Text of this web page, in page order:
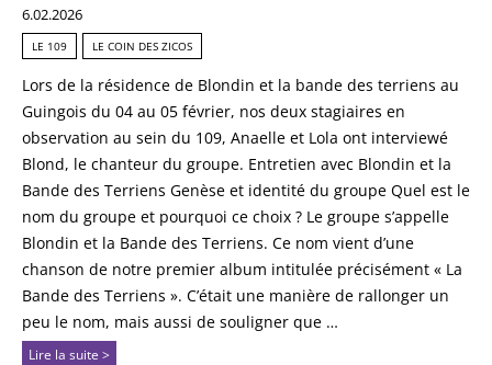
6.02.2026
LE 109 LE COIN DES ZICOS
Lors de la résidence de Blondin et la bande des terriens au
Guingois du 04 au 05 février, nos deux stagiaires en
observation au sein du 109, Anaelle et Lola ont interviewé
Blond, le chanteur du groupe. Entretien avec Blondin et la
Bande des Terriens Genèse et identité du groupe Quel est le
nom du groupe et pourquoi ce choix ? Le groupe s’appelle
Blondin et la Bande des Terriens. Ce nom vient d’une
chanson de notre premier album intitulée précisément « La
Bande des Terriens ». C’était une manière de rallonger un
peu le nom, mais aussi de souligner que …
Lire la suite >